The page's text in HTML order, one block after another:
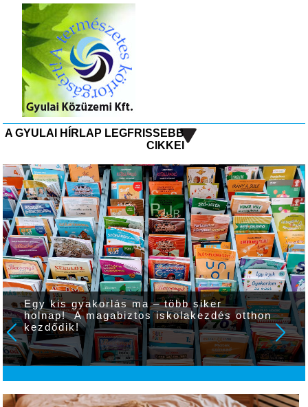
A GYULAI HÍRLAP LEGFRISSEBB
CIKKEI
Egy kis gyakorlás ma – több siker
holnap! A magabiztos iskolakezdés otthon
kezdődik!